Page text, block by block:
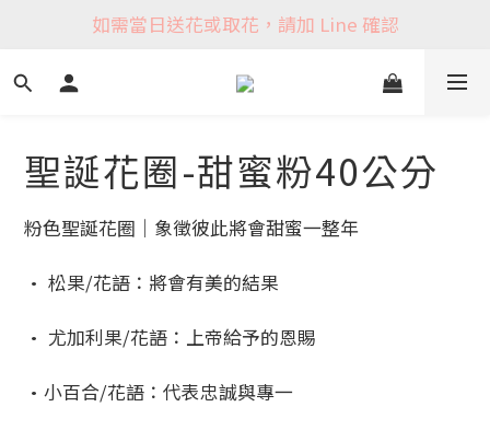
如需當日送花或取花，請加 Line 確認
聖誕花圈-甜蜜粉40公分
粉色聖誕花圈｜象徵彼此將會甜蜜一整年
• 松果/花語：將會有美的結果
• 尤加利果/花語：上帝給予的恩賜
•小百合/花語：代表忠誠與專一